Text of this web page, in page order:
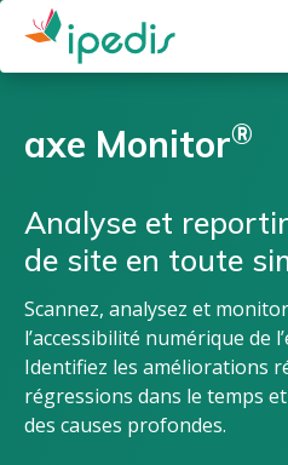
Aller
contenu
axe Monitor®
Analyse et
de site en toute
Scannez, analysez et
l’accessibilité numérique de
Identifiez les améliorations
régressions dans le temps et
des causes profondes.